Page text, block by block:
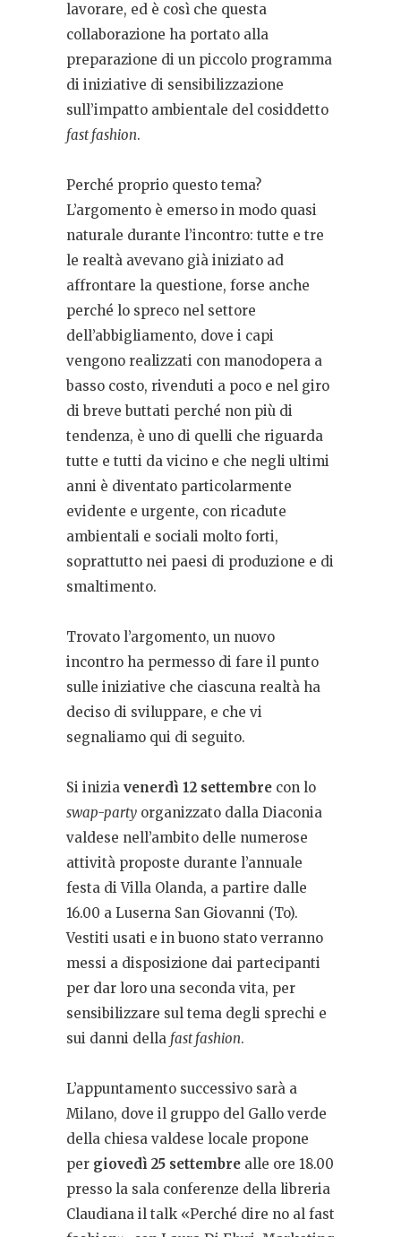
lavorare, ed è così che questa
collaborazione ha portato alla
preparazione di un piccolo programma
di iniziative di sensibilizzazione
sull’impatto ambientale del cosiddetto
fast fashion.
Perché proprio questo tema?
L’argomento è emerso in modo quasi
naturale durante l’incontro: tutte e tre
le realtà avevano già iniziato ad
affrontare la questione, forse anche
perché lo spreco nel settore
dell’abbigliamento, dove i capi
vengono realizzati con manodopera a
basso costo, rivenduti a poco e nel giro
di breve buttati perché non più di
tendenza, è uno di quelli che riguarda
tutte e tutti da vicino e che negli ultimi
anni è diventato particolarmente
evidente e urgente, con ricadute
ambientali e sociali molto forti,
soprattutto nei paesi di produzione e di
smaltimento.
Trovato l’argomento, un nuovo
incontro ha permesso di fare il punto
sulle iniziative che ciascuna realtà ha
deciso di sviluppare, e che vi
segnaliamo qui di seguito.
Si inizia venerdì 12 settembre con lo
swap-party organizzato dalla Diaconia
valdese nell’ambito delle numerose
attività proposte durante l’annuale
festa di Villa Olanda, a partire dalle
16.00 a Luserna San Giovanni (To).
Vestiti usati e in buono stato verranno
messi a disposizione dai partecipanti
per dar loro una seconda vita, per
sensibilizzare sul tema degli sprechi e
sui danni della fast fashion.
L’appuntamento successivo sarà a
Milano, dove il gruppo del Gallo verde
della chiesa valdese locale propone
per giovedì 25 settembre alle ore 18.00
presso la sala conferenze della libreria
Claudiana il talk «Perché dire no al fast